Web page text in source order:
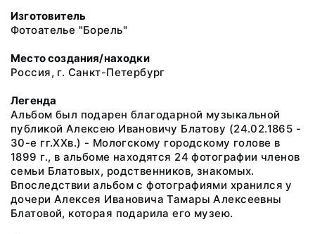
Изготовитель
Фотоателье "Борель"
Место создания/находки
Россия, г. Санкт-Петербург
Легенда
Альбом был подарен благодарной музыкальной
публикой Алексею Ивановичу Блатову (24.02.1865 -
30-е гг.XXв.) - Мологскому городскому голове в
1899 г., в альбоме находятся 24 фотографии членов
семьи Блатовых, родственников, знакомых.
Впоследствии альбом с фотографиями хранился у
дочери Алексея Ивановича Тамары Алексеевны
Блатовой, которая подарила его музею.